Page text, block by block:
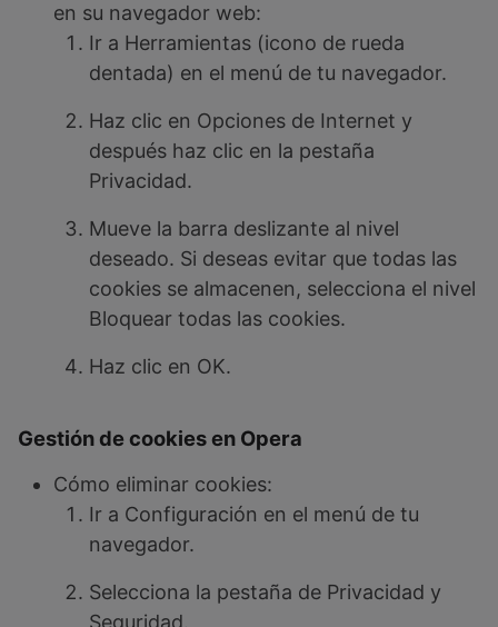
en su navegador web:
Ir a Herramientas (icono de rueda
dentada) en el menú de tu navegador.
Haz clic en Opciones de Internet y
después haz clic en la pestaña
Privacidad.
Mueve la barra deslizante al nivel
deseado. Si deseas evitar que todas las
cookies se almacenen, selecciona el nivel
Bloquear todas las cookies.
Haz clic en OK.
Gestión de cookies en Opera
Cómo eliminar cookies:
Ir a Configuración en el menú de tu
navegador.
Selecciona la pestaña de Privacidad y